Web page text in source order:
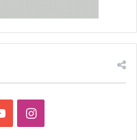
YouTubeInstagram